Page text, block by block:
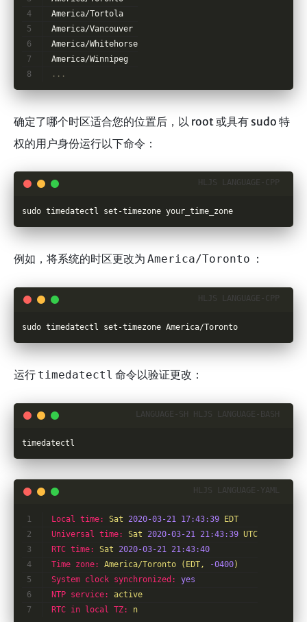
America/Tortola
America/Vancouver
America/Whitehorse
America/Winnipeg
...
确定了哪个时区适合您的位置后，以 root 或具有 sudo 特
权的用户身份运行以下命令：
sudo timedatectl set-timezone your_time_zone
例如，将系统的时区更改为 America/Toronto ：
sudo timedatectl set-timezone America/Toronto
运行 timedatectl 命令以验证更改：
timedatectl
Local time: Sat 2020-03-21 17:43:39
EDT
Universal time:
Sat 2020-03-21 21:43:39 UTC
RTC time:
Sat 2020-03-21 21:43:40
Time zone:
America/Toronto (EDT, -0400)
System clock synchronized:
yes
NTP service:
active
RTC in local TZ:
n